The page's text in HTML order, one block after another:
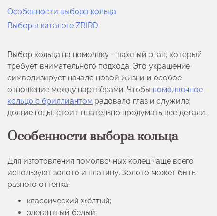
Особенности выбора кольца
Выбор в каталоге ZBIRD
Выбор кольца на помолвку – важный этап, который
требует внимательного подхода. Это украшение
символизирует начало новой жизни и особое
отношение между партнёрами. Чтобы помолвочное
кольцо с бриллиантом радовало глаз и служило
долгие годы, стоит тщательно продумать все детали.
Особенности выбора кольца
Для изготовления помолвочных колец чаще всего
используют золото и платину. Золото может быть
разного оттенка:
классический жёлтый;
элегантный белый;